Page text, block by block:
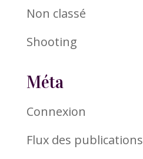
Non classé
Shooting
Méta
Connexion
Flux des publications